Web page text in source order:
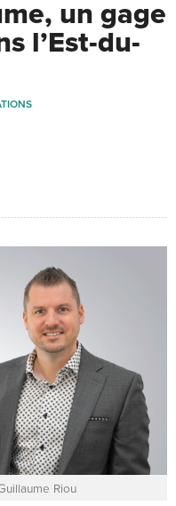
un gage
l’Est-du-
Riou